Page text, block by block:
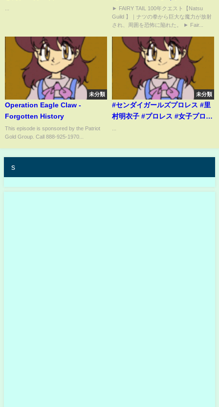
ら巨大な魔力が放射され、周囲
を恐怖に陥れた。 ► Fairy Tail:
100 Years Quest
► FAIRY TAIL 100年クエスト【Natsu
Guild 】｜ナツの拳から巨大な魔力が放射
され、周囲を恐怖に陥れた。 ► Fair...
未分類
Operation Eagle Claw -
Forgotten History
This episode is sponsored by the Patriot
Gold Group. Call 888-925-1970...
未分類
#センダイガールズプロレス #里
村明衣子 #プロレス #女子プロレ
s